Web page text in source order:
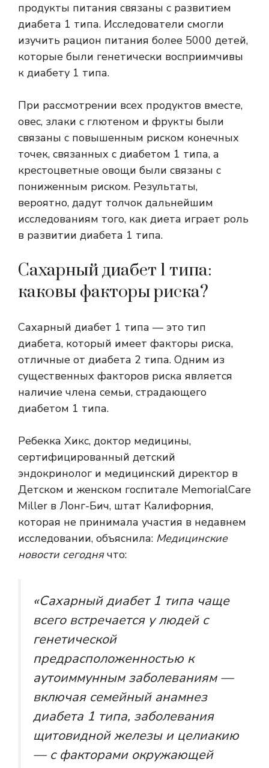
продукты питания связаны с развитием
диабета 1 типа. Исследователи смогли
изучить рацион питания более 5000 детей,
которые были генетически восприимчивы
к диабету 1 типа.
При рассмотрении всех продуктов вместе,
овес, злаки с глютеном и фрукты были
связаны с повышенным риском конечных
точек, связанных с диабетом 1 типа, а
крестоцветные овощи были связаны с
пониженным риском. Результаты,
вероятно, дадут толчок дальнейшим
исследованиям того, как диета играет роль
в развитии диабета 1 типа.
Сахарный диабет 1 типа:
каковы факторы риска?
Сахарный диабет 1 типа — это тип
диабета, который имеет факторы риска,
отличные от диабета 2 типа. Одним из
существенных факторов риска является
наличие члена семьи, страдающего
диабетом 1 типа.
Ребекка Хикс, доктор медицины,
сертифицированный детский
эндокринолог и медицинский директор в
Детском и женском госпитале MemorialCare
Miller в Лонг-Бич, штат Калифорния,
которая не принимала участия в недавнем
исследовании, объяснила: Медицинские
новости сегоднячто:
«Сахарный диабет 1 типа чаще
всего встречается у людей с
генетической
предрасположенностью к
аутоиммунным заболеваниям —
включая семейный анамнез
диабета 1 типа, заболевания
щитовидной железы и целиакию
— с факторами окружающей